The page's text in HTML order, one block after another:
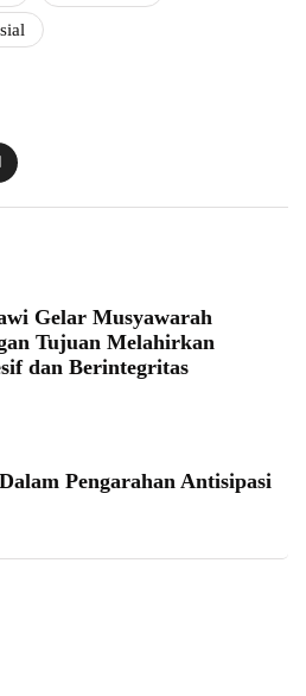
Gelar Musyawarah
Tujuan Melahirkan
dan Berintegritas
Pengarahan Antisipasi